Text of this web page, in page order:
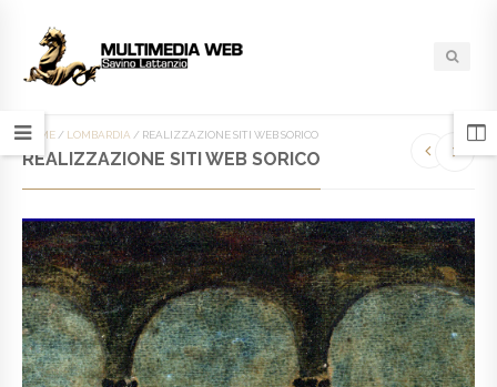
HOME / LOMBARDIA / REALIZZAZIONE SITI WEB SORICO
REALIZZAZIONE SITI WEB SORICO